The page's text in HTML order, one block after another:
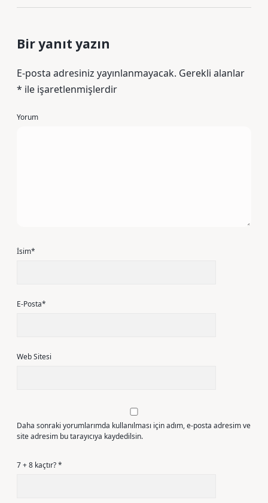
Bir yanıt yazın
E-posta adresiniz yayınlanmayacak. Gerekli alanlar
* ile işaretlenmişlerdir
Yorum
İsim*
E-Posta*
Web Sitesi
Daha sonraki yorumlarımda kullanılması için adım, e-posta adresim ve
site adresim bu tarayıcıya kaydedilsin.
7 + 8 kaçtır?*